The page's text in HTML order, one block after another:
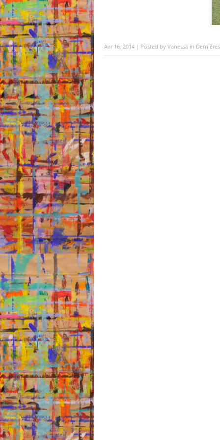
Avr 16, 2014 | Posted by Vanessa in